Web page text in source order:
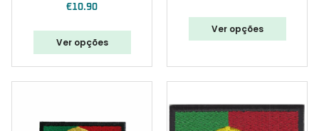
€10.90
Ver opções
Ver opções